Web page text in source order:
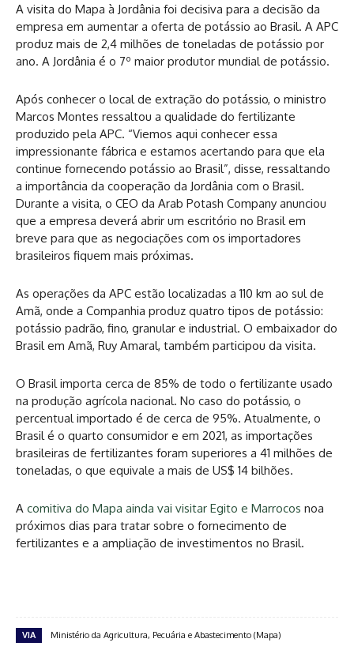
A visita do Mapa à Jordânia foi decisiva para a decisão da
empresa em aumentar a oferta de potássio ao Brasil. A APC
produz mais de 2,4 milhões de toneladas de potássio por
ano. A Jordânia é o 7º maior produtor mundial de potássio.
Após conhecer o local de extração do potássio, o ministro
Marcos Montes ressaltou a qualidade do fertilizante
produzido pela APC. “Viemos aqui conhecer essa
impressionante fábrica e estamos acertando para que ela
continue fornecendo potássio ao Brasil”, disse, ressaltando
a importância da cooperação da Jordânia com o Brasil.
Durante a visita, o CEO da Arab Potash Company anunciou
que a empresa deverá abrir um escritório no Brasil em
breve para que as negociações com os importadores
brasileiros fiquem mais próximas.
As operações da APC estão localizadas a 110 km ao sul de
Amã, onde a Companhia produz quatro tipos de potássio:
potássio padrão, fino, granular e industrial. O embaixador do
Brasil em Amã, Ruy Amaral, também participou da visita.
O Brasil importa cerca de 85% de todo o fertilizante usado
na produção agrícola nacional. No caso do potássio, o
percentual importado é de cerca de 95%. Atualmente, o
Brasil é o quarto consumidor e em 2021, as importações
brasileiras de fertilizantes foram superiores a 41 milhões de
toneladas, o que equivale a mais de US$ 14 bilhões.
A comitiva do Mapa ainda vai visitar Egito e Marrocos noa
próximos dias para tratar sobre o fornecimento de
fertilizantes e a ampliação de investimentos no Brasil.
VIA Ministério da Agricultura, Pecuária e Abastecimento (Mapa)